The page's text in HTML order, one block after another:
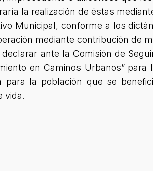
la realización de éstas
Municipal, conforme a los
mediante contribución de
ante la Comisión de
en Caminos Urbanos”
para la población que se
vida.